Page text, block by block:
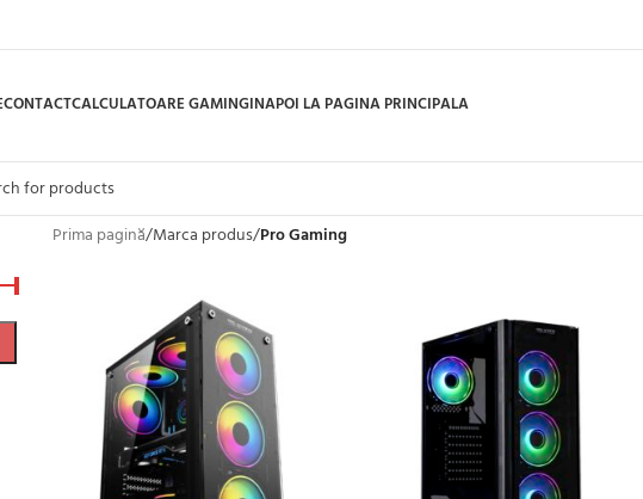
CONTACTCALCULATOARE GAMINGINAPOI LA PAGINA PRINCIPALA
Prima pagină/Marca produs/Pro Gaming